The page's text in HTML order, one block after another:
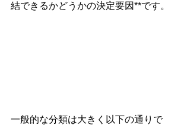
結できるかどうかの決定要因**です。
一般的な分類は大きく以下の通りで